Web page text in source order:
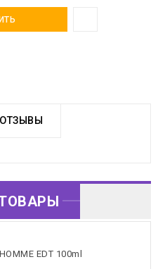
ОТЗЫВЫ
EDT 100ml